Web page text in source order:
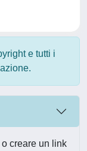
e tutti i
creare un link